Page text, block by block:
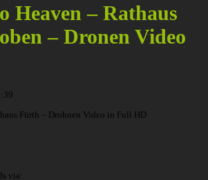
Heaven – Rathaus
– Dronen Video
Fürth – Drohnen Video in Full HD
via: